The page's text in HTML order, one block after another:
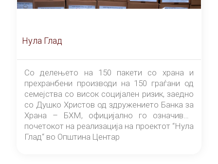
Нула Глад
Со делењето на 150 пакети со храна и
прехранбени производи на 150 граѓани од
семејства со висок социјален ризик, заедно
со Душко Христов од здружението Банка за
Храна – БХМ, официјално го означивме
почетокот на реализација на проектот “Нула
Глад“ во Општина Центар